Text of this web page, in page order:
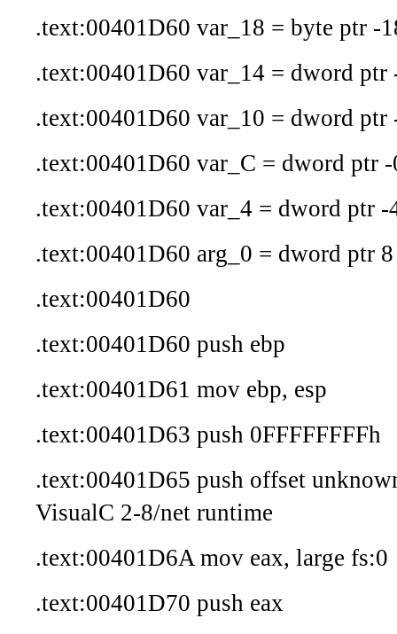
.text:00401D60 var_18 = byte ptr -
.text:00401D60 var_14 = dword ptr
.text:00401D60 var_10 = dword ptr
.text:00401D60 var_C = dword ptr
.text:00401D60 var_4 = dword ptr -
.text:00401D60 arg_0 = dword ptr 8
.text:00401D60
.text:00401D60 push ebp
.text:00401D61 mov ebp, esp
.text:00401D63 push 0FFFFFFFFh
.text:00401D65 push offset
VisualC 2-8/net runtime
.text:00401D6A mov eax, large fs:0
.text:00401D70 push eax